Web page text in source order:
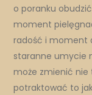
o poranku
moment
radość i moment
staranne umycie
może zmienić nie
potraktować to